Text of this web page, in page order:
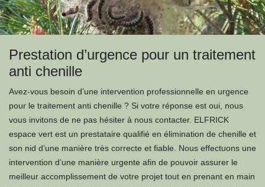
Prestation d’urgence pour un traitement
anti chenille
Avez-vous besoin d’une intervention professionnelle en urgence
pour le traitement anti chenille ? Si votre réponse est oui, nous
vous invitons de ne pas hésiter à nous contacter. ELFRICK
espace vert est un prestataire qualifié en élimination de chenille et
son nid d’une manière très correcte et fiable. Nous effectuons une
intervention d’une manière urgente afin de pouvoir assurer le
meilleur accomplissement de votre projet tout en prenant en main